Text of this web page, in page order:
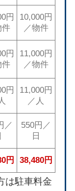
円
件
10,000円
／物件
円
件
11,000円
／物件
円
11,000円
／人
／
550円／
日
円 38,480円
は駐車料金